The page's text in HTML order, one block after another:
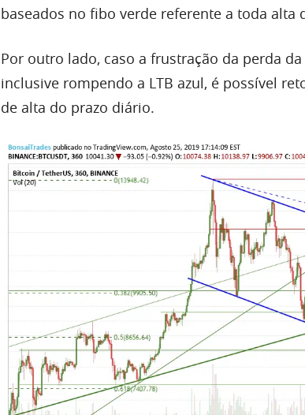
baseados no fibo verde referente a toda alta
Por outro lado, caso a frustração da perda
inclusive rompendo a LTB azul, é possível
de alta do prazo diário.